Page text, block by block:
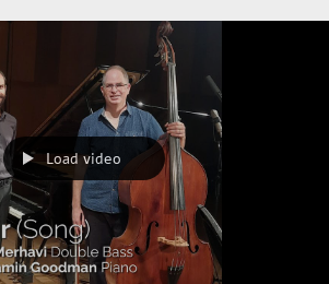
Load video